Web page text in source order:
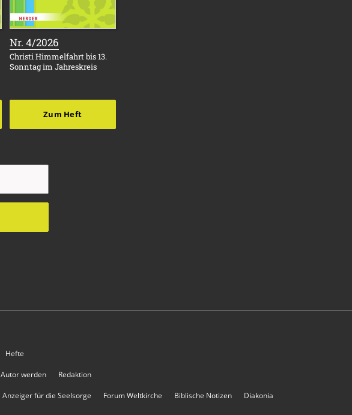
Nr. 4/2026
Christi Himmelfahrt bis 13.
Sonntag im Jahreskreis
Zum Heft
Hefte
Autor werden Redaktion
Anzeiger für die Seelsorge Forum Weltkirche Biblische Notizen
Diakonia